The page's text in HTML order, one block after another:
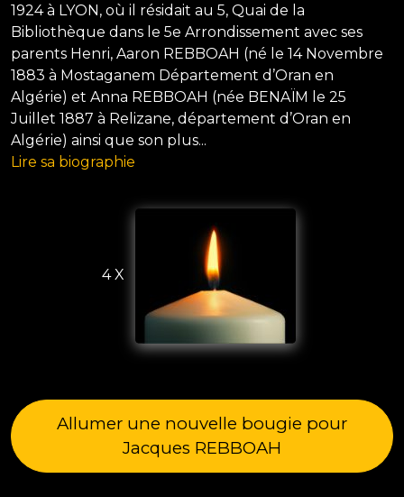
1924 à LYON, où il résidait au 5, Quai de la
Bibliothèque dans le 5e Arrondissement avec ses
parents Henri, Aaron REBBOAH (né le 14 Novembre
1883 à Mostaganem Département d’Oran en
Algérie) et Anna REBBOAH (née BENAÏM le 25
Juillet 1887 à Relizane, département d’Oran en
Algérie) ainsi que son plus...
Lire sa biographie
4 X
Allumer une nouvelle bougie pour
Jacques REBBOAH